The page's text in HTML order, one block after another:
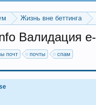
Жизнь вне беттинга
Валидация
почт почты спам